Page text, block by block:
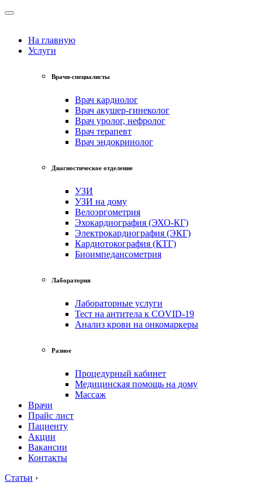
На главную
Услуги
Врачи-специалисты
Врач кардиолог
Врач акушер-гинеколог
Врач уролог, нефролог
Врач терапевт
Врач эндокринолог
Диагностическое отделение
УЗИ
УЗИ на дому
Велоэргометрия
Эхокардиография (ЭХО-КГ)
Электрокардиография (ЭКГ)
Кардиотокография (КТГ)
Биоимпедансометрия
Лаборатория
Лабораторные услуги
Тест на антитела к COVID-19
Анализ крови на онкомаркеры
Разное
Процедурный кабинет
Медицинская помощь на дому
Массаж
Врачи
Прайс лист
Пациенту
Акции
Вакансии
Контакты
Статьи ›